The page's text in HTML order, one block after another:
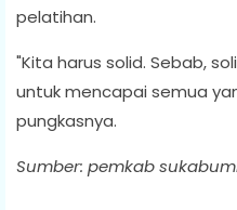
pelatihan.
"Kita harus solid. Sebab,
untuk mencapai semua
pungkasnya.
Sumber: pemkab